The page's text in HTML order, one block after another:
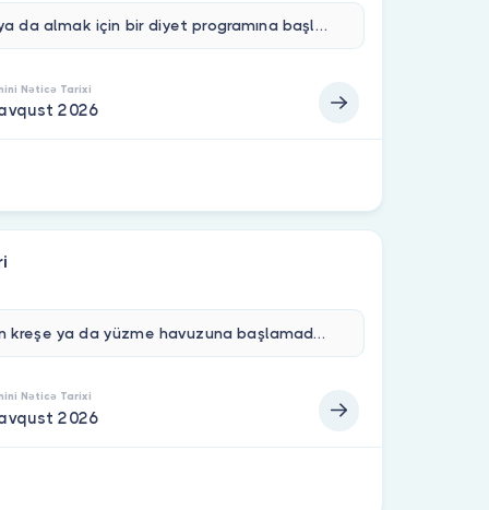
Kilo vermek ya da almak için bir diyet programına başlamadan önce&nbsp;kan tahlili yaptırmak şarttır.&nbsp;Bu test, vücudunuzun metabolik ve hormonal sistemi hakkında detaylı bilgi verir ve size en uygun beslenme planının temelini oluşturur.Numunenizi&nbsp;evinizden alıyoruz; sonuçlarınız laboratuvarda analiz edildikten sonra&nbsp;uzman doktorlarımızla online olarak görüşebilir, değerlerinizi birlikte değerlendirebilirsiniz.Diyetinizi rastgele değil, verilerinize göre planlayın — testi şimdi oluşturun.
Nəticə Tarixi
2026
Çocuğunuzun kreşe ya da yüzme havuzuna başlamadan önce sağlıklı ve güvenli olduğundan emin olun. Hijyen koşullarına dikkat edilmediğinde, mide-bağırsak, idrar yolu, solunum, göz, kulak ve cilt enfeksiyonları ile Hepatit B gibi hastalıklar görülebilir.Bulutklinik olarak Türkiye’nin 81 ilinde evden numune alımı hizmeti sunuyoruz. Lisanslı sağlık personelimiz adresinize gelir, örnekleri alır ve akredite laboratuvarlarımızda analiz eder. Sonuçlarınız online olarak hesabınıza yüklenir, uzman doktorlarımız tarafından değerlendirilir ve dijital rapor olarak tarafınıza iletilir.
Nəticə Tarixi
2026